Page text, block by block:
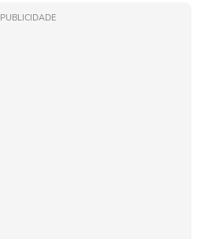
PUBLICIDADE